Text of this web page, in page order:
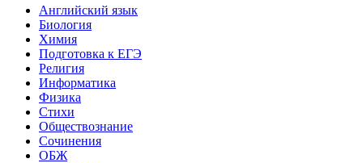
Английский язык
Биология
Химия
Подготовка к ЕГЭ
Религия
Информатика
Физика
Стихи
Обществознание
Сочинения
ОБЖ